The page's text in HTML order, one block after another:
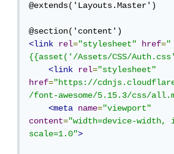
@extends('Layouts.Master')
<link
rel="stylesheet" href="
{{asset('/Assets/CSS/
<link
rel="stylesheet"
href="https://
/font-awesome/5.15.3/css/
<meta
name="viewport"
content="width=device-
scale=1.0">